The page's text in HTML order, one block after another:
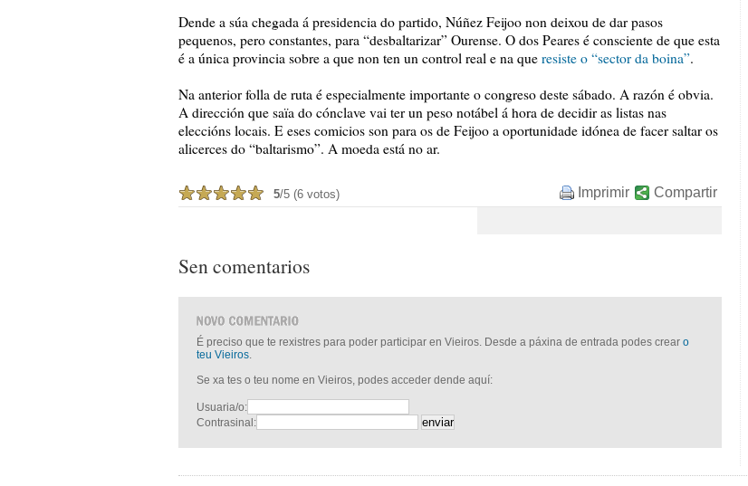
Dende a súa chegada á presidencia do partido, Núñez Feijoo non deixou de dar pasos
pequenos, pero constantes, para “desbaltarizar” Ourense. O dos Peares é consciente de que esta
é a única provincia sobre a que non ten un control real e na que resiste o “sector da boina”.
Na anterior folla de ruta é especialmente importante o congreso deste sábado. A razón é obvia.
A dirección que saïa do cónclave vai ter un peso notábel á hora de decidir as listas nas
eleccións locais. E eses comicios son para os de Feijoo a oportunidade idónea de facer saltar os
alicerces do “baltarismo”. A moeda está no ar.
5/5 (6 votos) Compartir
Imprimir
Sen comentarios
É preciso que te rexistres para poder participar en Vieiros. Desde a páxina de entrada podes crear o
teu Vieiros.
Se xa tes o teu nome en Vieiros, podes acceder dende aquí:
Usuaria/o:
Contrasinal: